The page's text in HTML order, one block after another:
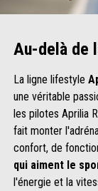
Au-delà de
La ligne lifestyle
une véritable
les pilotes Aprilia
fait monter
confort, de
qui aiment le
l'énergie et la